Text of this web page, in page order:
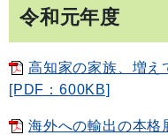
令和元年度
高知家の家族、増え
[PDF：600KB]
海外への輸出の本格